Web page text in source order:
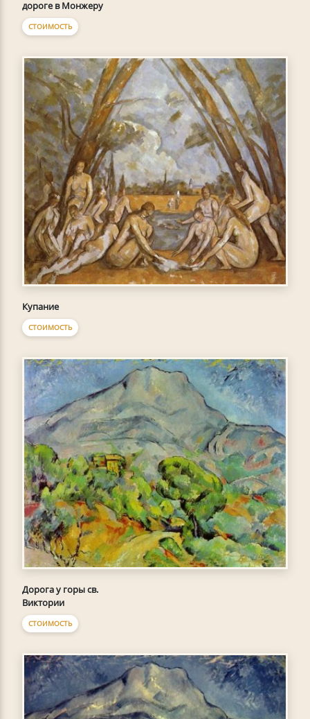
дороге в Монжеру
СТОИМОСТЬ
Купание
СТОИМОСТЬ
Дорога у горы св.
Виктории
СТОИМОСТЬ